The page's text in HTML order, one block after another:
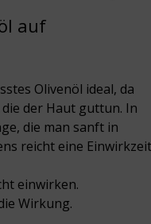
auf
Olivenöl ideal, da
der Haut guttun. In
die man sanft in
reicht eine
einwirken.
Wirkung.